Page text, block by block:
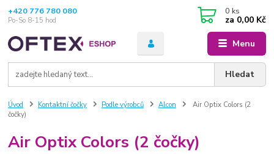
Menu
Hledat
+420 776 780 080
Po-So 8-15 hod
0 ks
za 0,00 Kč
Úvod Kontaktní čočky Podle výrobců Alcon
Air Optix Colors (2
čočky)
Air Optix Colors (2 čočky)